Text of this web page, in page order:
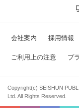
会社案内 採用情報
ご利用上の注意 プ
Copyright(c) SEISHUN
Ltd. All Rights Reserved.